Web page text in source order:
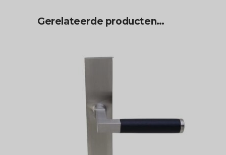
Gerelateerde producten…